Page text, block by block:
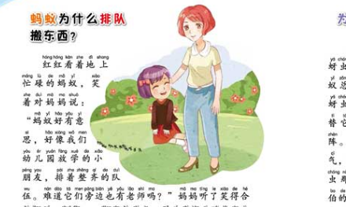
为什么喜欢在花丛中飞舞？ 40
为什么有漂亮的翅膀？ 41
只吃花蜜吗？ 42
蝶为什么长得像枯叶？ 43
为什么喜欢扑火？ 44
区分蝴蝶和飞蛾？ 45
的小秘密
么说象鼻虫是害虫？ 46